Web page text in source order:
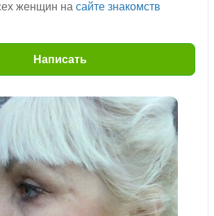
женщин на сайте знакомств
Написать